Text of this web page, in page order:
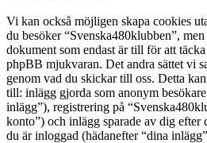
Vi kan också möjligen skapa cookies
du besöker “Svenska480klubben”,
dokument som endast är till för att
phpBB mjukvaran. Det andra sättet vi
genom vad du skickar till oss. Detta
till: inlägg gjorda som anonym
inlägg”), registrering på
konto”) och inlägg sparade av dig efter
du är inloggad (hädanefter “dina